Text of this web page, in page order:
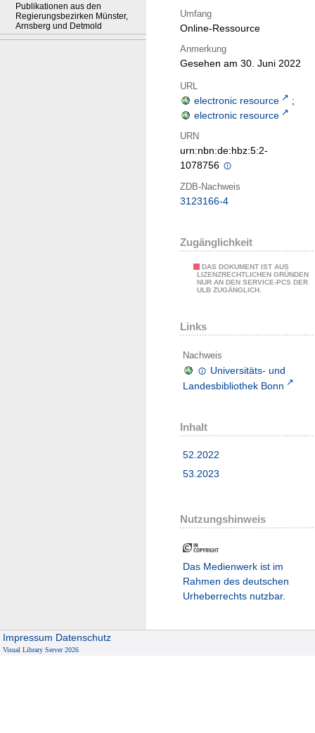
Publikationen aus den
Regierungsbezirken Münster,
Arnsberg und Detmold
Umfang
Online-Ressource
Anmerkung
Gesehen am 30. Juni 2022
URL
electronic resource
;
electronic resource
URN
urn:nbn:de:hbz:5:2-
1078756
ZDB-Nachweis
3123166-4
Zugänglichkeit
DAS DOKUMENT IST AUS
LIZENZRECHTLICHEN GRÜNDEN
NUR AN DEN SERVICE-PCS DER
ULB ZUGÄNGLICH.
Links
Nachweis
Universitäts- und
Landesbibliothek Bonn
Inhalt
52.2022
53.2023
Nutzungshinweis
Das Medienwerk ist im
Rahmen des deutschen
Urheberrechts nutzbar.
Impressum Datenschutz
Visual Library Server 2026